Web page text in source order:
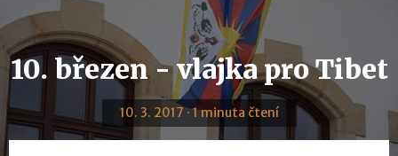
10. březen - vlajka pro Tibet
10. 3. 2017 · 1 minuta čtení